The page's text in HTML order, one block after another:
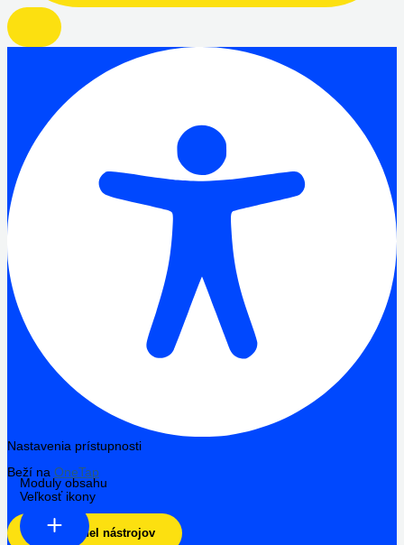
Nastavenia prístupnosti
Beží na OneTap
Skryť panel nástrojov
Moduly obsahu
Veľkosť ikony